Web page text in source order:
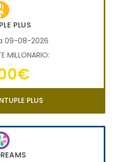
PLUS
09-08-2026
MILLONARIO:
PLUS